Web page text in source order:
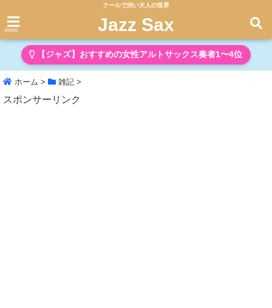
クールで渋い大人の世界
menu Jazz Sax
【ジャズ】おすすめの女性アルトサックス奏者1〜4位
ホーム > 雑記 >
スポンサーリンク